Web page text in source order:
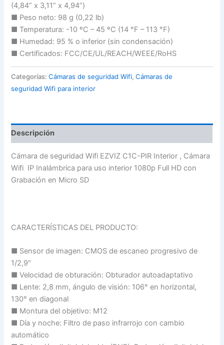
(4,84” x 3,11” x 4,94”)
■ Peso neto: 98 g (0,22 lb)
■ Temperatura: -10 ºC – 45 ºC (14 °F – 113 °F)
■ Humedad: 95 % o inferior (sin condensación)
■ Certificados: FCC/CE/UL/REACH/WEEE/RoHS
Categorías:Cámaras de seguridad Wifi,Cámaras de
seguridad Wifi para interior
Descripción
Cámara de seguridad Wifi EZVIZ C1C-PIR Interior , Cámara
Wifi IP Inalámbrica para uso interior 1080p Full HD con
Grabación en Micro SD
CARACTERÍSTICAS DEL PRODUCTO:
■ Sensor de imagen: CMOS de escaneo progresivo de
1/2,9″
■ Velocidad de obturación: Obturador autoadaptativo
■ Lente: 2,8 mm, ángulo de visión: 106° en horizontal,
130° en diagonal
■ Montura del objetivo: M12
■ Día y noche: Filtro de paso infrarrojo con cambio
automático